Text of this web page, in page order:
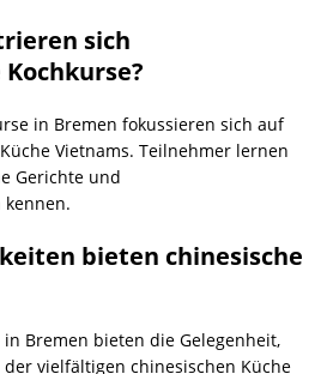
sich
in Bremen fokussieren sich auf
Vietnams. Teilnehmer lernen
Gerichte und
bieten chinesische
Bremen bieten die Gelegenheit,
vielfältigen chinesischen Küche